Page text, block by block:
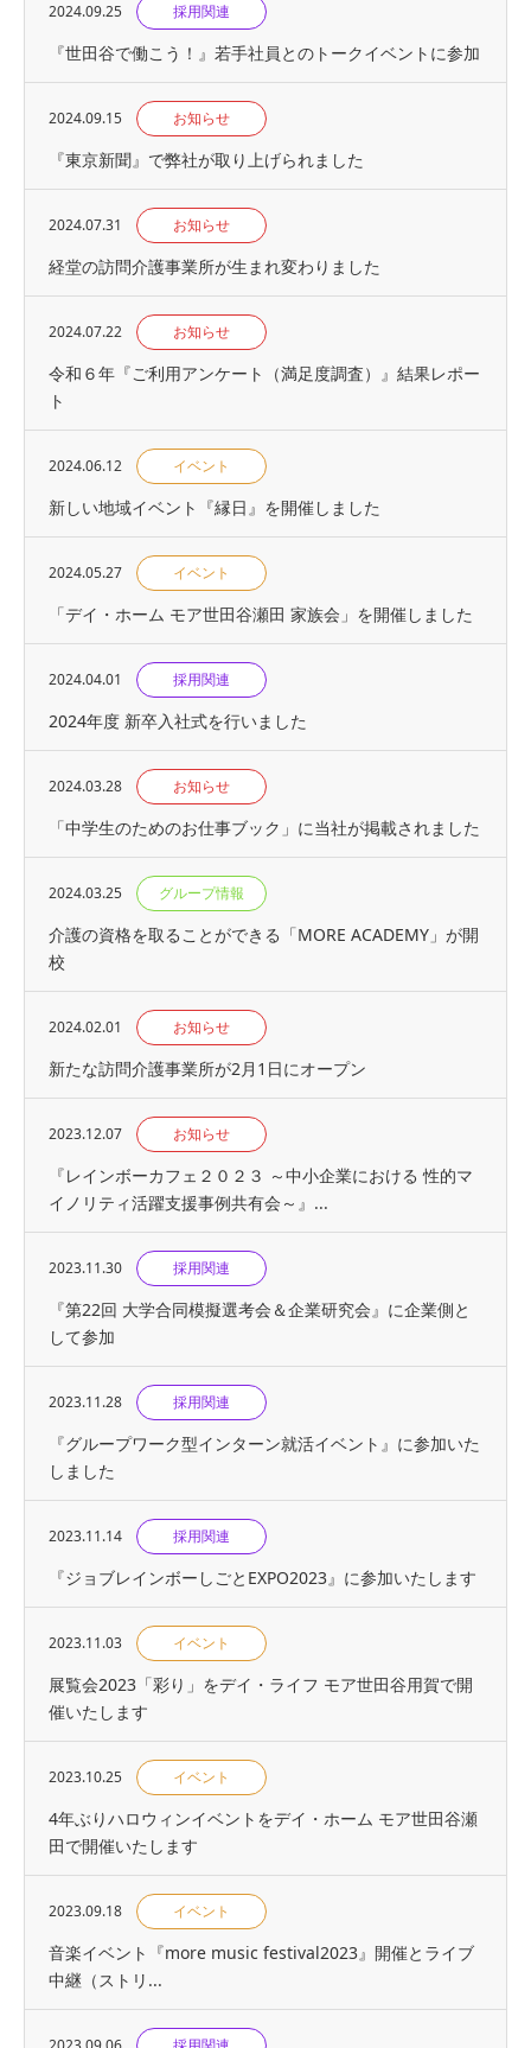
2024.09.25 採用関連
『世⽥⾕で働こう！』若手社員とのトークイベントに参加
2024.09.15 お知らせ
『東京新聞』で弊社が取り上げられました
2024.07.31 お知らせ
経堂の訪問介護事業所が生まれ変わりました
2024.07.22 お知らせ
令和６年『ご利用アンケート（満足度調査）』結果レポー
ト
2024.06.12 イベント
新しい地域イベント『縁日』を開催しました
2024.05.27 イベント
「デイ・ホーム モア世田谷瀬田 家族会」を開催しました
2024.04.01 採用関連
2024年度 新卒入社式を行いました
2024.03.28 お知らせ
「中学生のためのお仕事ブック」に当社が掲載されました
2024.03.25 グループ情報
介護の資格を取ることができる「MORE ACADEMY」が開
校
2024.02.01 お知らせ
新たな訪問介護事業所が2月1日にオープン
2023.12.07 お知らせ
『レインボーカフェ２０２３ ～中小企業における 性的マ
イノリティ活躍支援事例共有会～』...
2023.11.30 採用関連
『第22回 大学合同模擬選考会＆企業研究会』に企業側と
して参加
2023.11.28 採用関連
『グループワーク型インターン就活イベント』に参加いた
しました
2023.11.14 採用関連
『ジョブレインボーしごとEXPO2023』に参加いたします
2023.11.03 イベント
展覧会2023「彩り」をデイ・ライフ モア世田谷用賀で開
催いたします
2023.10.25 イベント
4年ぶりハロウィンイベントをデイ・ホーム モア世田谷瀬
田で開催いたします
2023.09.18 イベント
音楽イベント『more music festival2023』開催とライブ
中継（ストリ...